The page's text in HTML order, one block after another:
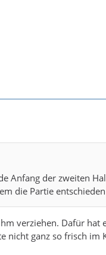
Anfang der zweiten
die Partie
verziehen. Dafür
nicht ganz so frisch im